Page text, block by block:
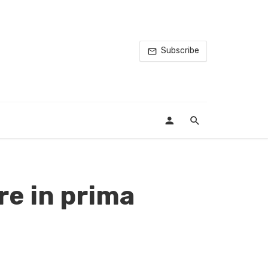
Subscribe
in prima